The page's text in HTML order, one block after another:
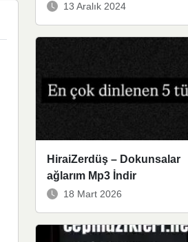
13 Aralık 2024
HiraiZerdüş – Dokunsalar
ağlarım Mp3 İndir
18 Mart 2026